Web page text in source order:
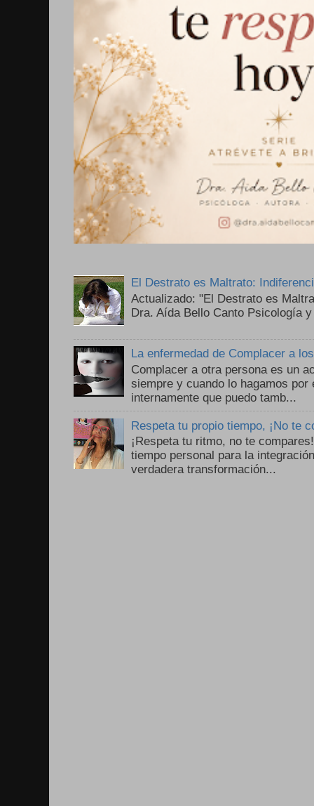
El Destrato es Maltrato:
Actualizado: "El Destrato es
Dra. Aída Bello Canto Psicología
La enfermedad de Complacer a
Complacer a otra persona es un
siempre y cuando lo hagamos por
internamente que puedo tamb...
Respeta tu propio tiempo, ¡No te
¡Respeta tu ritmo, no te
tiempo personal para la
verdadera transformación...